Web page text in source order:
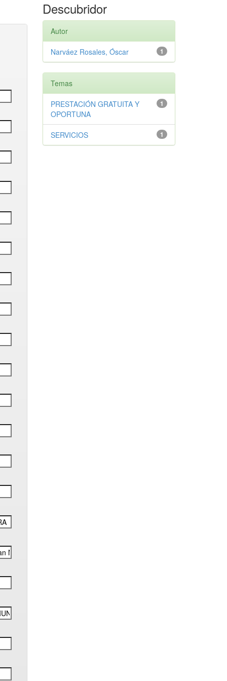
Descubridor
Autor
1
Narváez Rosales, Óscar
Temas
1
PRESTACIÓN GRATUITA Y
OPORTUNA
1
SERVICIOS